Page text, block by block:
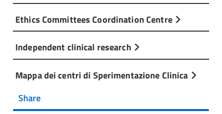
Ethics Committees Coordination Centre
Independent clinical research
Mappa dei centri di Sperimentazione Clinica
Share